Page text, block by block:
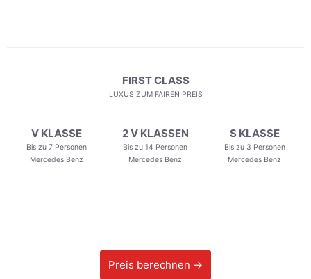
FIRST CLASS
LUXUS ZUM FAIREN PREIS
V KLASSE
Bis zu 7 Personen
Mercedes Benz
2 V KLASSEN
Bis zu 14 Personen
Mercedes Benz
S KLASSE
Bis zu 3 Personen
Mercedes Benz
Preis berechnen →